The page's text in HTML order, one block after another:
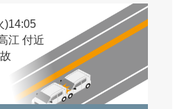
)14:05
江 付近